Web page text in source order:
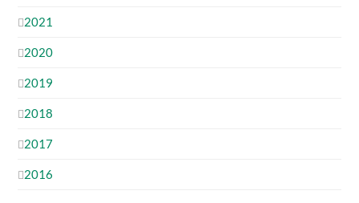
2021
2020
2019
2018
2017
2016